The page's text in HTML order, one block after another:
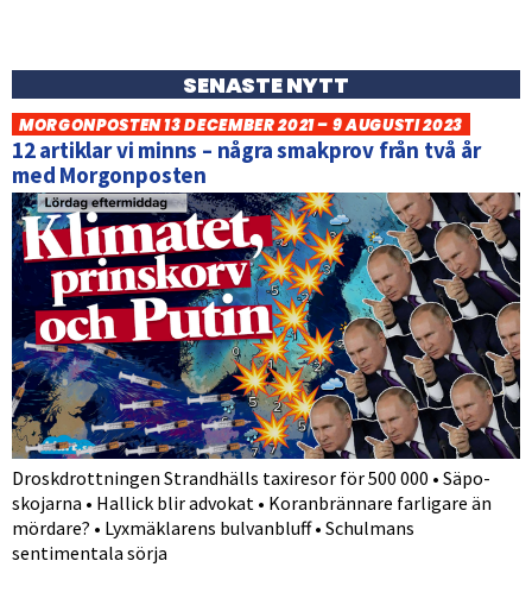
SENASTE NYTT
MORGONPOSTEN 13 DECEMBER 2021 – 9 AUGUSTI 2023
12 artiklar vi minns – några smakprov från två år
med Morgonposten
Droskdrottningen Strandhälls taxiresor för 500 000 • Säpo-
skojarna • Hallick blir advokat • Koranbrännare farligare än
mördare? • Lyxmäklarens bulvanbluff • Schulmans
sentimentala sörja